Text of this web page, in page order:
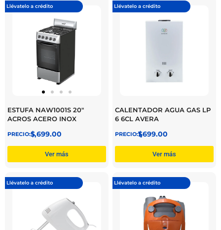
Llévatelo a crédito
ESTUFA NAW1001S 20″
ACROS ACERO INOX
$
5,699.00
Ver más
Llévatelo a crédito
CALENTADOR AGUA GAS LP
6 6CL AVERA
$
1,699.00
Ver más
Llévatelo a crédito Llévatelo a crédito